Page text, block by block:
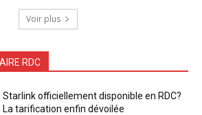
Voir plus
RDC
Starlink officiellement disponible en RDC?
La tarification enfin dévoilée